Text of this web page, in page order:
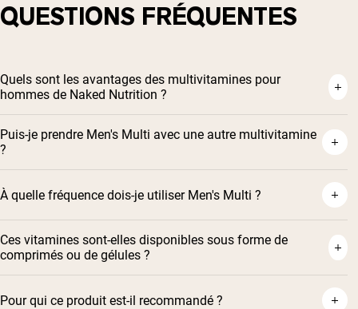
QUESTIONS FRÉQUENTES
Quels sont les avantages des multivitamines pour
hommes de Naked Nutrition ?
Puis-je prendre Men's Multi avec une autre multivitamine
?
À quelle fréquence dois-je utiliser Men's Multi ?
Ces vitamines sont-elles disponibles sous forme de
comprimés ou de gélules ?
Pour qui ce produit est-il recommandé ?